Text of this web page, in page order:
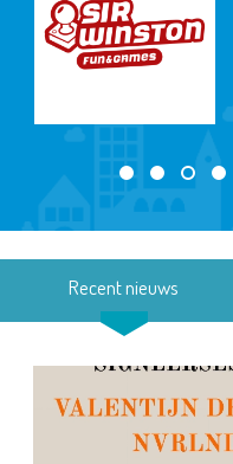
Recent nieuws